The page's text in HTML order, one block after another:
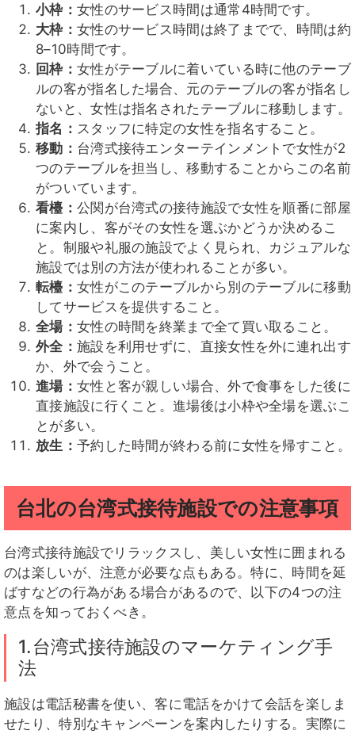
小枠： 女性のサービス時間は通常4時間です。
大枠： 女性のサービス時間は終了までで、時間は約
8–10時間です。
回枠： 女性がテーブルに着いている時に他のテーブ
ルの客が指名した場合、元のテーブルの客が指名し
ないと、女性は指名されたテーブルに移動します。
指名： スタッフに特定の女性を指名すること。
移動： 台湾式接待エンターテインメントで女性が2
つのテーブルを担当し、移動することからこの名前
がついています。
看檯： 公関が台湾式の接待施設で女性を順番に部屋
に案内し、客がその女性を選ぶかどうか決めるこ
と。制服や礼服の施設でよく見られ、カジュアルな
施設では別の方法が使われることが多い。
転檯： 女性がこのテーブルから別のテーブルに移動
してサービスを提供すること。
全場： 女性の時間を終業まで全て買い取ること。
外全： 施設を利用せずに、直接女性を外に連れ出す
か、外で会うこと。
進場： 女性と客が親しい場合、外で食事をした後に
直接施設に行くこと。進場後は小枠や全場を選ぶこ
とが多い。
放生： 予約した時間が終わる前に女性を帰すこと。
台北の台湾式接待施設での注意事項
台湾式接待施設でリラックスし、美しい女性に囲まれる
のは楽しいが、注意が必要な点もある。特に、時間を延
ばすなどの行為がある場合があるので、以下の4つの注
意点を知っておくべき。
1.台湾式接待施設のマーケティング手
法
施設は電話秘書を使い、客に電話をかけて会話を楽しま
せたり、特別なキャンペーンを案内したりする。実際に